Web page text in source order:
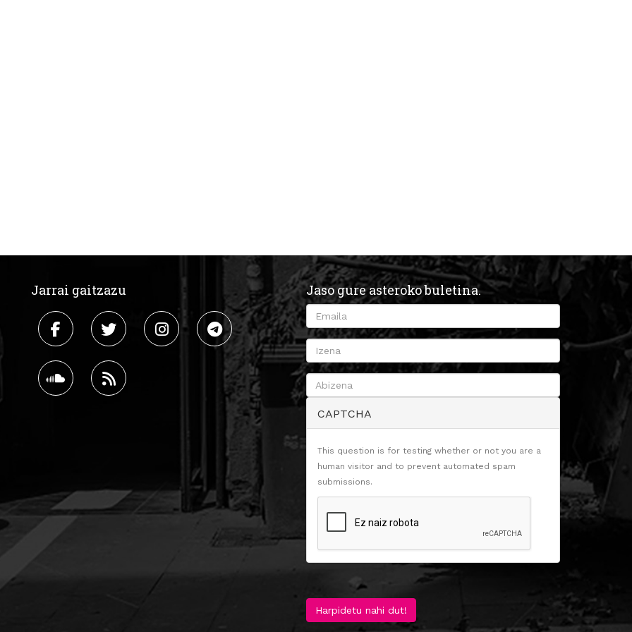
Jarrai gaitzazu Jaso gure asteroko buletina.
CAPTCHA
This question is for testing whether or not you are a
human visitor and to prevent automated spam
submissions.
Harpidetu nahi dut!